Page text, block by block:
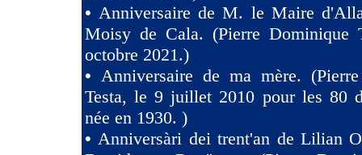
•Anniversaire de M. le Maire
Moisy de Cala. (Pierre Dominique
octobre 2021.)
• Anniversaire de ma mère.
Testa, le 9 juillet 2010 pour les 80
née en 1930. )
•Anniversàri dei trent'an de Lilian